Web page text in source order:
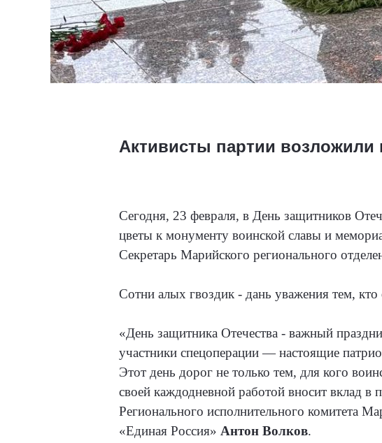
Активисты партии
Сегодня, 23 февраля, в День защитников
цветы к монументу воинской славы и
Секретарь Марийского регионального
Сотни алых гвоздик - дань уважения тем,
«День защитника Отечества - важный
участники спецоперации — настоящие
Этот день дорог не только тем, для кого
своей каждодневной работой вносит вклад
Регионального исполнительного комитета
«Единая Россия» Антон Волков.